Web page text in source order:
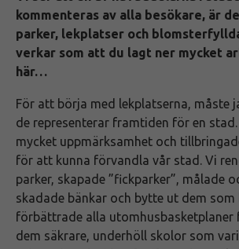
kommenteras av alla besökare, är
parker, lekplatser och
verkar som att du lagt ner mycket
här…
För att börja med lekplatserna, måste
de representerar framtiden för en
mycket uppmärksamhet och
för att kunna förvandla vår stad. Vi
parker, skapade ”fickparker”, målade
skadade bänkar och bytte ut dem som
förbättrade alla utomhusbasketplaner
dem säkrare, underhöll skolor som